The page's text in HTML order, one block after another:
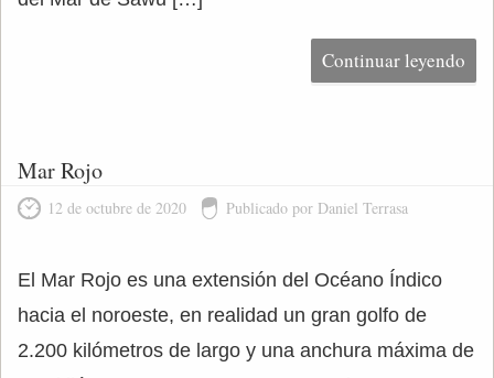
Continuar leyendo
Mar Rojo
12 de octubre de 2020 Publicado por Daniel Terrasa
El Mar Rojo es una extensión del Océano Índico
hacia el noroeste, en realidad un gran golfo de
2.200 kilómetros de largo y una anchura máxima de